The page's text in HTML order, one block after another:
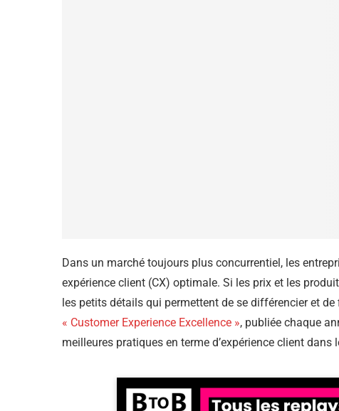
Dans un marché toujours plus concurrentiel, les
expérience client (CX) optimale. Si les prix et les
les petits détails qui permettent de se différencier et
« Customer Experience Excellence », publiée chaque
meilleures pratiques en terme d’expérience client dans